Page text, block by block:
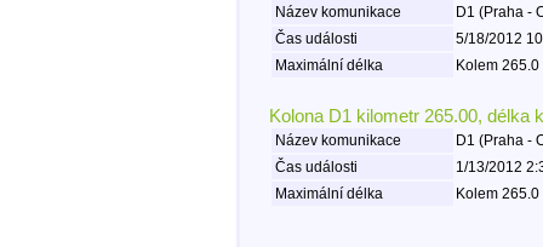
Název komunikace
D1 (Praha -
Čas události
5/18/2012
Maximální délka
Kolem
Kolona D1 kilometr 265.00, délka
Název komunikace
D1 (Praha -
Čas události
1/13/2012
Maximální délka
Kolem